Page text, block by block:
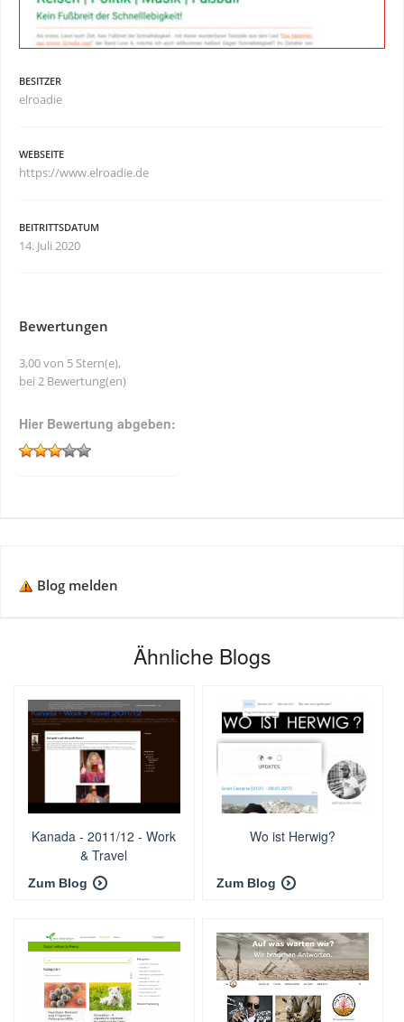
BESITZER
elroadie
WEBSEITE
https://www.elroadie.de
BEITRITTSDATUM
14. Juli 2020
Bewertungen
3,00 von 5 Stern(e),
bei 2 Bewertung(en)
Hier Bewertung abgeben:
Blog melden
Ähnliche Blogs
Kanada - 2011/12 - Work
& Travel
Zum Blog
Wo ist Herwig?
Zum Blog